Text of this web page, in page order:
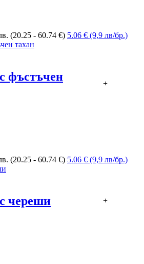
Price
range:
118.80лв.
(20.25 - 60.74 €) 5.06 € (9,9 лв/бр.)
фъстъчен
+
Price
(20.25 - 60.74 €) 5.06 € (9,9 лв/бр.)
череши +